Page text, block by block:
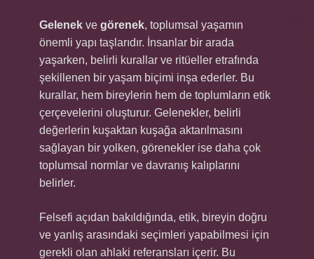
Gelenek ve görenek, toplumsal yaşamın
önemli yapı taşlarıdır. İnsanlar bir arada
yaşarken, belirli kurallar ve ritüeller etrafında
şekillenen bir yaşam biçimi inşa ederler. Bu
kurallar, hem bireylerin hem de toplumların etik
çerçevelerini oluşturur. Gelenekler, belirli
değerlerin kuşaktan kuşağa aktarılmasını
sağlayan bir yolken, görenekler ise daha çok
toplumsal normlar ve davranış kalıplarını
belirler.
Felsefi açıdan bakıldığında, etik, bireyin doğru
ve yanlış arasındaki seçimleri yapabilmesi için
gerekli olan ahlaki referansları içerir. Bu